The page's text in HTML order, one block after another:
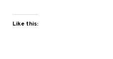
Like this: